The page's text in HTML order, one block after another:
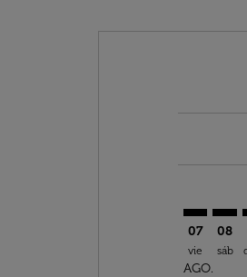
07
vie
AGO.
08
sáb